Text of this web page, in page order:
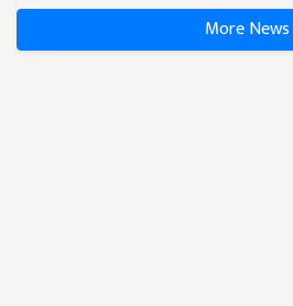
More News